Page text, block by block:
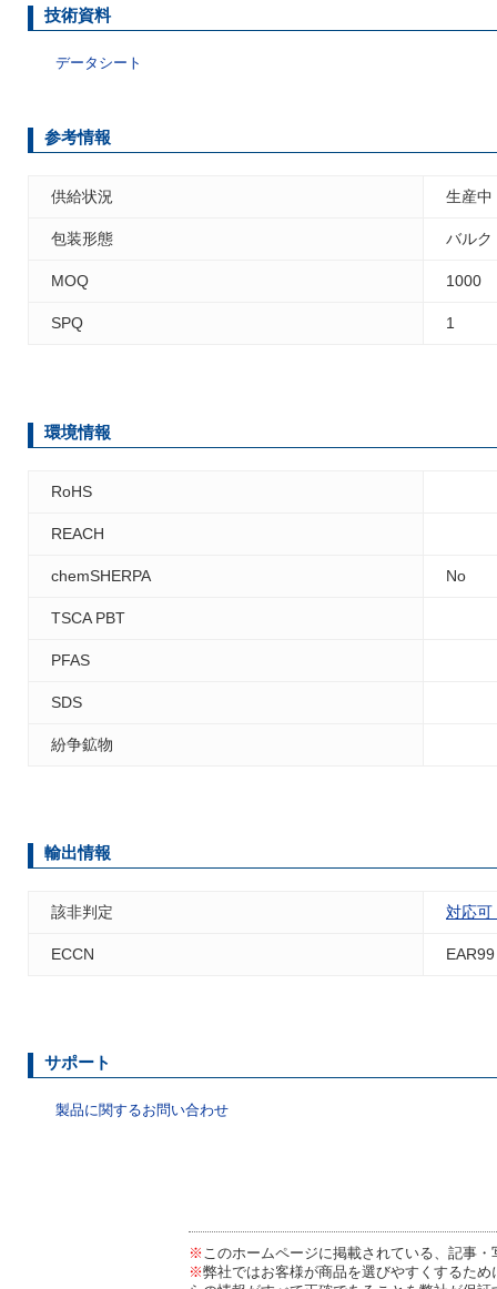
技術資料
データシート
参考情報
供給状況 生産中
包装形態 バルク
MOQ 1000
SPQ 1
環境情報
RoHS
REACH
chemSHERPA No
TSCA PBT
PFAS
SDS
紛争鉱物
輸出情報
該非判定 対応可
ECCN EAR99
サポート
製品に関するお問い合わせ
※ このホームページに掲載されている、記事
※弊社ではお客様が商品を選びやすくするた